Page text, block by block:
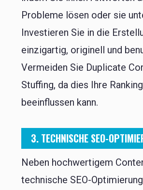
Probleme lösen oder sie
Investieren Sie in die
einzigartig, originell und
Vermeiden Sie Duplicate
Stuffing, da dies Ihre
beeinflussen kann.
3. TECHNISCHE SEO-
Neben hochwertigem
technische SEO-